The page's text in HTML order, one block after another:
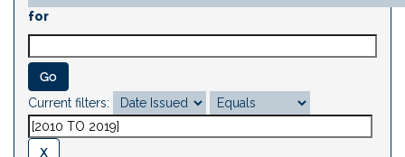
for
Current filters: